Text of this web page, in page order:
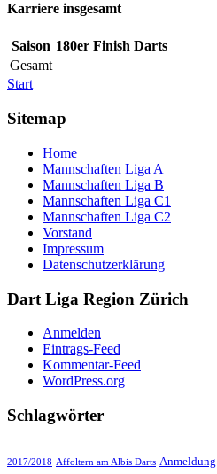
Karriere insgesamt
Saison 180er Finish Darts
Gesamt
Start
Sitemap
Home
Mannschaften Liga A
Mannschaften Liga B
Mannschaften Liga C1
Mannschaften Liga C2
Vorstand
Impressum
Datenschutzerklärung
Dart Liga Region Zürich
Anmelden
Eintrags-Feed
Kommentar-Feed
WordPress.org
Schlagwörter
2017/2018 Affoltern am Albis Darts Anmeldung